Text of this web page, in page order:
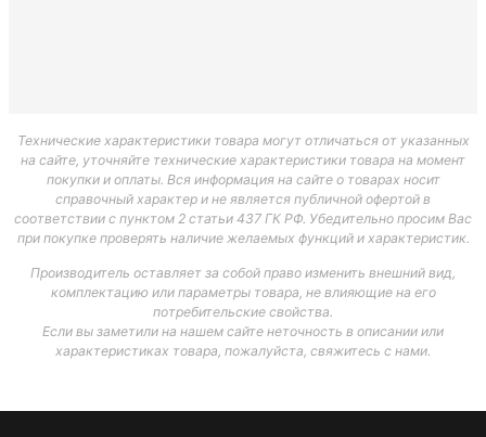
Технические характеристики товара могут отличаться от указанных
на сайте, уточняйте технические характеристики товара на момент
покупки и оплаты. Вся информация на сайте о товарах носит
справочный характер и не является публичной офертой в
соответствии с пунктом 2 статьи 437 ГК РФ. Убедительно просим Вас
при покупке проверять наличие желаемых функций и характеристик.
Производитель оставляет за собой право изменить внешний вид,
комплектацию или параметры товара, не влияющие на его
потребительские свойства.
Если вы заметили на нашем сайте неточность в описании или
характеристиках товара, пожалуйста, свяжитесь с нами.